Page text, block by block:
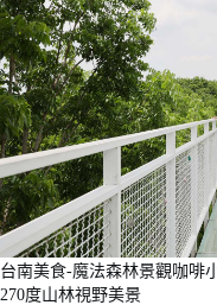
台南美食-魔法森林景觀咖啡
270度山林視野美景